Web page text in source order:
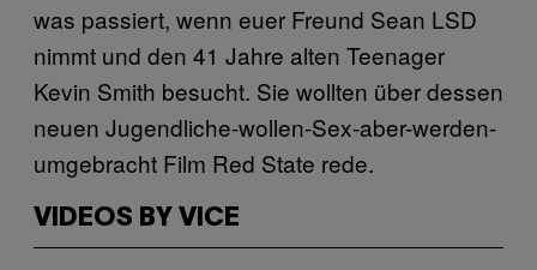
was passiert, wenn euer Freund Sean LSD
nimmt und den 41 Jahre alten Teenager
Kevin Smith besucht. Sie wollten über dessen
neuen Jugendliche-wollen-Sex-aber-werden-
umgebracht Film Red State rede.
VIDEOS BY VICE